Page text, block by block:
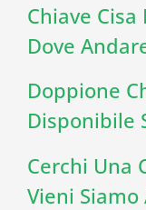
Chiave Cisa
Dove
Doppione
Disponibile
Cerchi Una
Vieni